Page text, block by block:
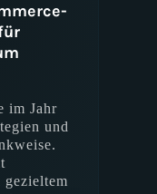
im Jahr
und
gezieltem